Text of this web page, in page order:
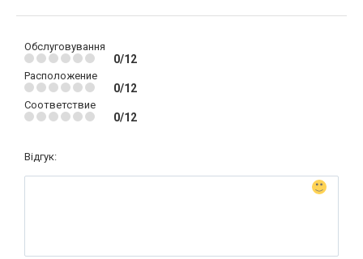
Обслуговування
0/12
Расположение
0/12
Соответствие
0/12
Відгук: